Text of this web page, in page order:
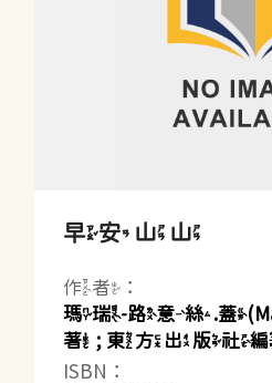
早安山山
作者：
瑪瑞-路意絲.蓋
著 ; 東方出版社
ISBN：